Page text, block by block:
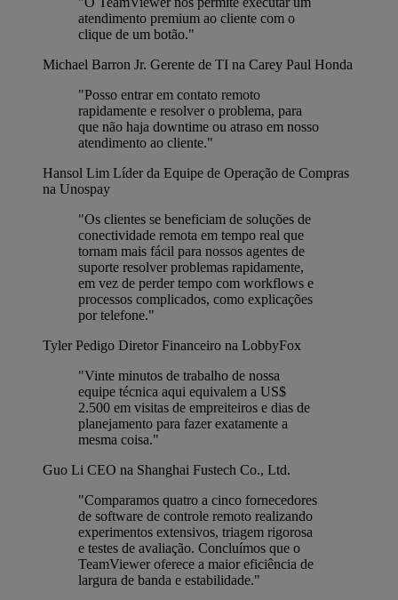
atendimento premium ao cliente com o
clique de um botão."
Michael Barron Jr. Gerente de TI na Carey Paul Honda
"Posso entrar em contato remoto
rapidamente e resolver o problema, para
que não haja downtime ou atraso em nosso
atendimento ao cliente."
Hansol Lim Líder da Equipe de Operação de Compras
na Unospay
"Os clientes se beneficiam de soluções de
conectividade remota em tempo real que
tornam mais fácil para nossos agentes de
suporte resolver problemas rapidamente,
em vez de perder tempo com workflows e
processos complicados, como explicações
por telefone."
Tyler Pedigo Diretor Financeiro na LobbyFox
"Vinte minutos de trabalho de nossa
equipe técnica aqui equivalem a US$
2.500 em visitas de empreiteiros e dias de
planejamento para fazer exatamente a
mesma coisa."
Guo Li CEO na Shanghai Fustech Co., Ltd.
"Comparamos quatro a cinco fornecedores
de software de controle remoto realizando
experimentos extensivos, triagem rigorosa
e testes de avaliação. Concluímos que o
TeamViewer oferece a maior eficiência de
largura de banda e estabilidade."